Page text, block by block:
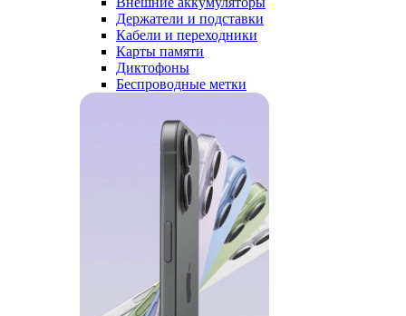
Держатели и подставки
Кабели и переходники
Карты памяти
Диктофоны
Беспроводные метки